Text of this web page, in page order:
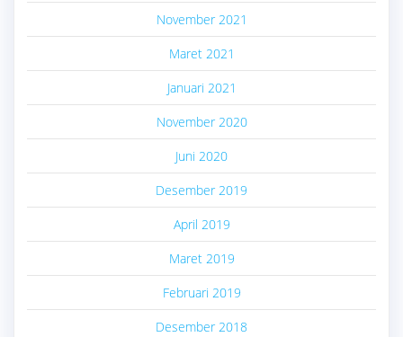
November 2021
Maret 2021
Januari 2021
November 2020
Juni 2020
Desember 2019
April 2019
Maret 2019
Februari 2019
Desember 2018